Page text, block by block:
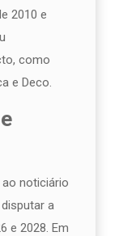
2010 e
como
e Deco.
noticiário
a
e 2028. Em